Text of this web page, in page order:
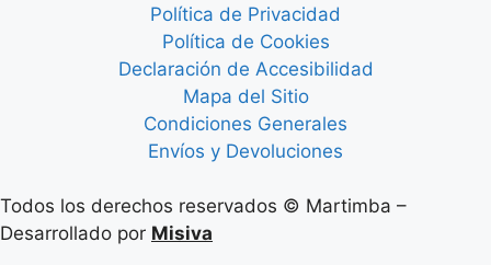
Política de Privacidad
Política de Cookies
Declaración de Accesibilidad
Mapa del Sitio
Condiciones Generales
Envíos y Devoluciones
Todos los derechos reservados © Martimba –
Desarrollado por Misiva